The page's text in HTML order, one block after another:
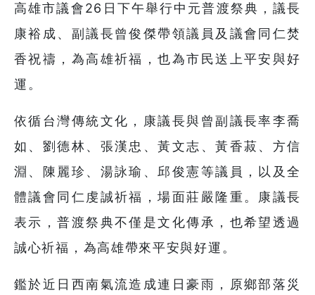
高雄市議會26日下午舉行中元普渡祭典，議長
康裕成、副議長曾俊傑帶領議員及議會同仁焚
香祝禱，為高雄祈福，也為市民送上平安與好
運。
依循台灣傳統文化，康議長與曾副議長率李喬
如、劉德林、張漢忠、黃文志、黃香菽、方信
淵、陳麗珍、湯詠瑜、邱俊憲等議員，以及全
體議會同仁虔誠祈福，場面莊嚴隆重。康議長
表示，普渡祭典不僅是文化傳承，也希望透過
誠心祈福，為高雄帶來平安與好運。
鑑於近日西南氣流造成連日豪雨，原鄉部落災